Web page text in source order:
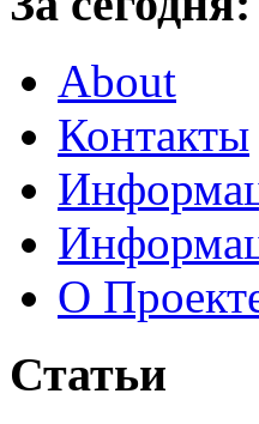
About
Контакты
О
Статьи